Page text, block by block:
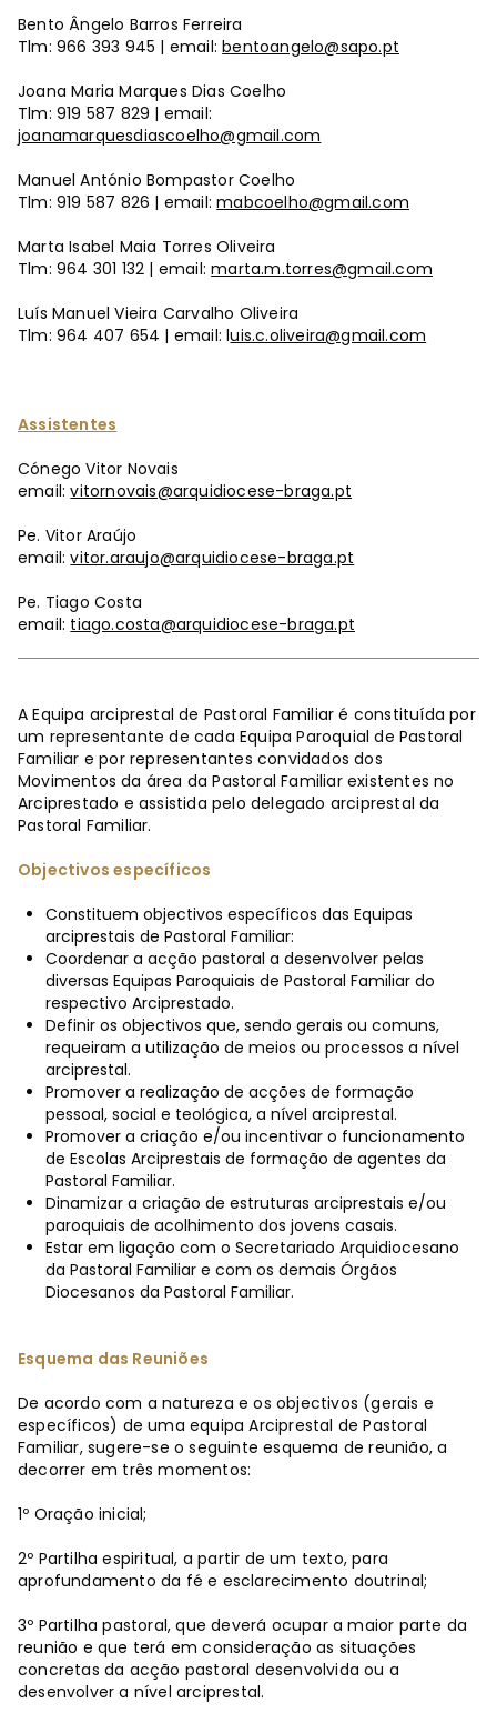
Bento Ângelo Barros Ferreira
Tlm: 966 393 945 | email:bentoangelo@sapo.pt
Joana Maria Marques Dias Coelho
Tlm: 919 587 829 | email:
joanamarquesdiascoelho@gmail.com
Manuel António Bompastor Coelho
Tlm: 919 587 826 | email:mabcoelho@gmail.com
Marta Isabel Maia Torres Oliveira
Tlm: 964 301 132 | email:marta.m.torres@gmail.com
Luís Manuel Vieira Carvalho Oliveira
Tlm: 964 407 654 | email: luis.c.oliveira@gmail.com
Assistentes
Cónego Vitor Novais
email:vitornovais@arquidiocese-braga.pt
Pe. Vitor Araújo
email:vitor.araujo@arquidiocese-braga.pt
Pe. Tiago Costa
email: tiago.costa@arquidiocese-braga.pt
A Equipa arciprestal de Pastoral Familiar é constituída por
um representante de cada Equipa Paroquial de Pastoral
Familiar e por representantes convidados dos
Movimentos da área da Pastoral Familiar existentes no
Arciprestado e assistida pelo delegado arciprestal da
Pastoral Familiar.
Objectivos específicos
Constituem objectivos específicos das Equipas
arciprestais de Pastoral Familiar:
Coordenar a acção pastoral a desenvolver pelas
diversas Equipas Paroquiais de Pastoral Familiar do
respectivo Arciprestado.
Definir os objectivos que, sendo gerais ou comuns,
requeiram a utilização de meios ou processos a nível
arciprestal.
Promover a realização de acções de formação
pessoal, social e teológica, a nível arciprestal.
Promover a criação e/ou incentivar o funcionamento
de Escolas Arciprestais de formação de agentes da
Pastoral Familiar.
Dinamizar a criação de estruturas arciprestais e/ou
paroquiais de acolhimento dos jovens casais.
Estar em ligação com o Secretariado Arquidiocesano
da Pastoral Familiar e com os demais Órgãos
Diocesanos da Pastoral Familiar.
Esquema das Reuniões
De acordo com a natureza e os objectivos (gerais e
específicos) de uma equipa Arciprestal de Pastoral
Familiar, sugere-se o seguinte esquema de reunião, a
decorrer em três momentos:
1º Oração inicial;
2º Partilha espiritual, a partir de um texto, para
aprofundamento da fé e esclarecimento doutrinal;
3º Partilha pastoral, que deverá ocupar a maior parte da
reunião e que terá em consideração as situações
concretas da acção pastoral desenvolvida ou a
desenvolver a nível arciprestal.